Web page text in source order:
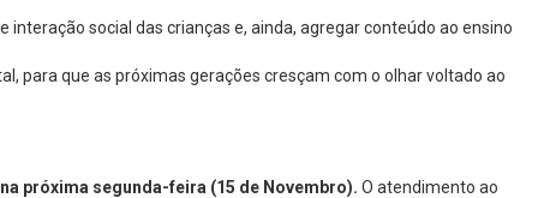
social das crianças e, ainda, agregar conteúdo ao ensino
para que as próximas gerações cresçam com o olhar voltado ao
próxima segunda-feira (15 de Novembro). O atendimento ao